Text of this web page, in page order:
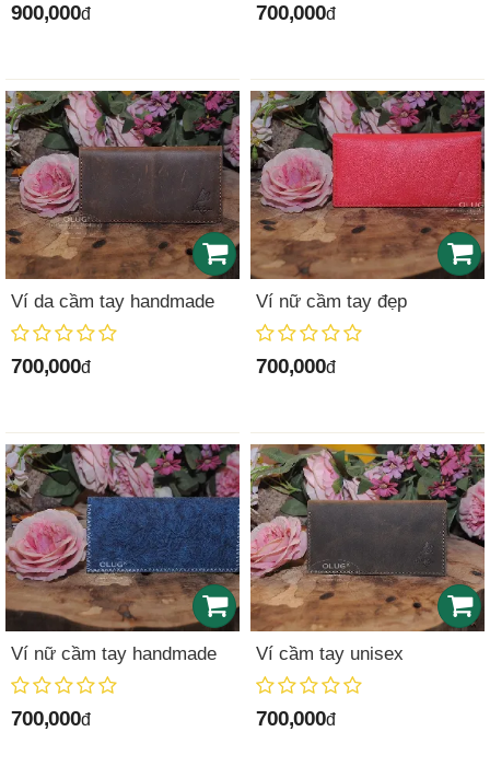
900,000đ 700,000đ
Ví da cầm tay handmade
700,000đ
Ví nữ cầm tay đẹp
700,000đ
Ví nữ cầm tay handmade
700,000đ
Ví cầm tay unisex
700,000đ